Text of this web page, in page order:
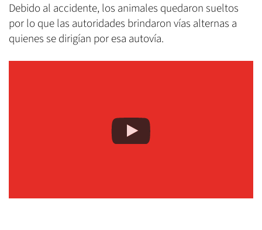
Debido al accidente, los animales quedaron sueltos
por lo que las autoridades brindaron vías alternas a
quienes se dirigían por esa autovía.